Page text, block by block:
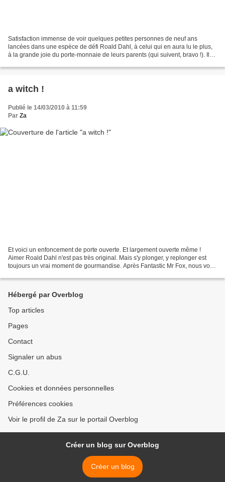
Satisfaction immense de voir quelques petites personnes de neuf ans
lancées dans une espèce de défi Roald Dahl, à celui qui en aura lu le plus,
à la grande joie du porte-monnaie de leurs parents (qui suivent, bravo !). Ils
a witch !
Publié le 14/03/2010 à 11:59
Par Za
Et voici un enfoncement de porte ouverte. Et largement ouverte même !
Aimer Roald Dahl n'est pas très original. Mais s'y plonger, y replonger est
toujours un vrai moment de gourmandise. Après Fantastic Mr Fox, nous voici
Hébergé par Overblog
Top articles
Pages
Contact
Signaler un abus
C.G.U.
Cookies et données personnelles
Préférences cookies
Voir le profil de Za sur le portail Overblog
Créer un blog sur Overblog
Créer un blog